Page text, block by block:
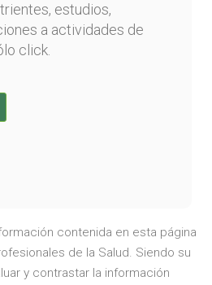
estudios,
a actividades de
click.
contenida en esta página
de la Salud. Siendo su
y contrastar la información